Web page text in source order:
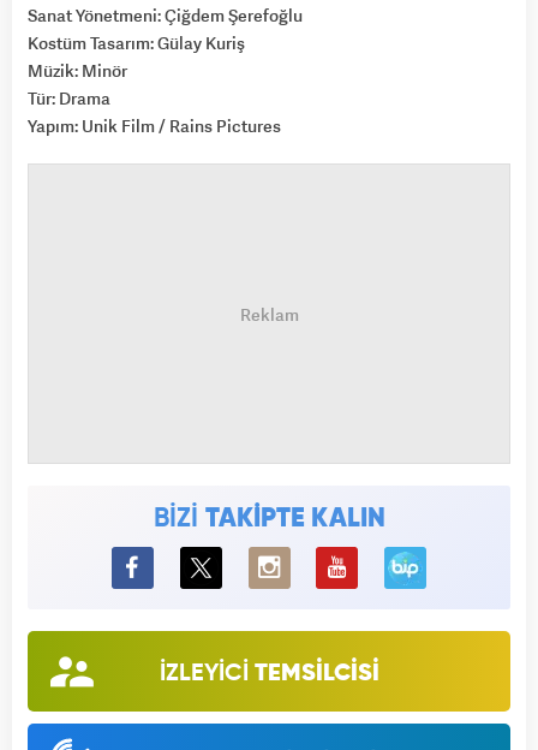
Sanat Yönetmeni: Çiğdem Şerefoğlu
Kostüm Tasarım: Gülay Kuriş
Müzik: Minör
Tür: Drama
Yapım: Unik Film / Rains Pictures
BİZİ TAKİPTE KALIN
BiP
İZLEYİCİ TEMSİLCİSİ